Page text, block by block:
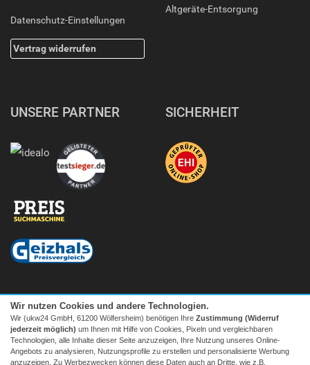
Datenschutz-Einstellungen
Vertrag widerrufen
Altgeräte-Entsorgung
UNSERE PARTNER SICHERHEIT
Wir nutzen Cookies und andere Technologien.
Wir (ukw24 GmbH, 61200 Wölfersheim) benötigen Ihre Zustimmung (Widerruf
jederzeit möglich) um Ihnen mit Hilfe von Cookies, Pixeln und vergleichbaren
Technologien, alle Inhalte dieser Seite anzuzeigen, Ihre Nutzung unseres Online-
Angebots zu analysieren, Nutzungsprofile zu erstellen und personalisierte Werbung
anzuzeigen. Zu Werbezwecken können diese Daten auch an Dritte, wie z.B.